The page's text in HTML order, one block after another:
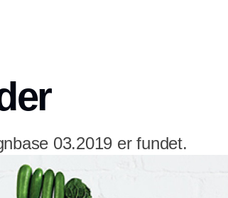
03.2019 er fundet.